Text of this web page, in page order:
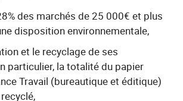
des marchés de 25 000€ et plus
disposition environnementale,
et le recyclage de ses
particulier, la totalité du papier
Travail (bureautique et éditique)